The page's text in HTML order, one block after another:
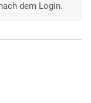
dem Login.